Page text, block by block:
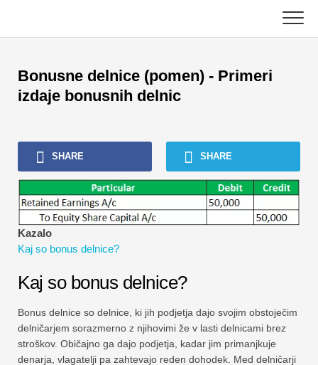
content
Računovodske vaje
Excel, VBA in Power BI
Vadnice za investicijsko bančništvo
Najboljše knjige
Vadnice za finančno modeliranje
Polna oblika
Bonusne delnice (pomen) - Primeri
izdaje bonusnih delnic
SHARE SHARE
Kazalo
Kaj so bonus delnice?
Kaj so bonus delnice?
Bonus delnice so delnice, ki jih podjetja dajo svojim obstoječim
delničarjem sorazmerno z njihovimi že v lasti delnicami brez
stroškov. Običajno ga dajo podjetja, kadar jim primanjkuje
denarja, vlagatelji pa zahtevajo reden dohodek. Med delničarji